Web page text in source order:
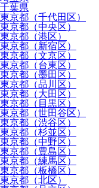
千葉県
東京都（千代田区）
東京都（中央区）
東京都（港区）
東京都（新宿区）
東京都（文京区）
東京都（台東区）
東京都（墨田区）
東京都（品川区）
東京都（大田区）
東京都（目黒区）
東京都（世田谷区）
東京都（渋谷区）
東京都（杉並区）
東京都（中野区）
東京都（豊島区）
東京都（練馬区）
東京都（板橋区）
東京都（北区）